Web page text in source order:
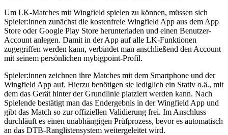
Um LK-Matches mit Wingfield spielen zu können, müssen sich
Spieler:innen zunächst die kostenfreie Wingfield App aus dem App
Store oder Google Play Store herunterladen und einen Benutzer-
Account anlegen. Damit in der App auf alle LK-Funktionen
zugegriffen werden kann, verbindet man anschließend den Account
mit seinem persönlichen mybigpoint-Profil.
Spieler:innen zeichnen ihre Matches mit dem Smartphone und der
Wingfield App auf. Hierzu benötigen sie lediglich ein Stativ o.ä., mit
dem das Gerät hinter der Grundlinie platziert werden kann. Nach
Spielende bestätigt man das Endergebnis in der Wingfield App und
gibt das Match so zur offiziellen Validierung frei. Im Anschluss
durchläuft es einen unabhängigen Prüfprozess, bevor es automatisch
an das DTB-Ranglistensystem weitergeleitet wird.